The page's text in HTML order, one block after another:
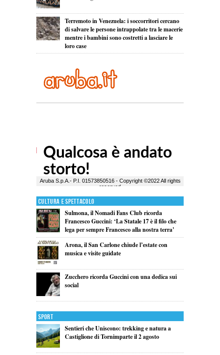
Terremoto in Venezuela: i soccorritori cercano
di salvare le persone intrappolate tra le macerie
mentre i bambini sono costretti a lasciare le
loro case
Cultura e Spettacolo
Sulmona, il Nomadi Fans Club ricorda
Francesco Guccini: ‘La Statale 17 è il filo che
lega per sempre Francesco alla nostra terra’
Arona, il San Carlone chiude l’estate con
musica e visite guidate
Zucchero ricorda Guccini con una dedica sui
social
Sport
Sentieri che Uniscono: trekking e natura a
Castiglione di Tornimparte il 2 agosto